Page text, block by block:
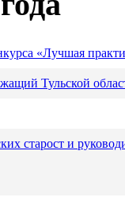
«Лучшая
Тульской
старост и